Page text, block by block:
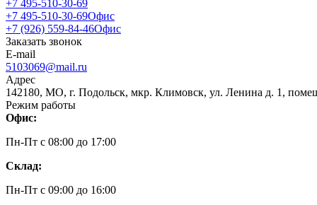
+7 495-510-30-69
+7 495-510-30-69Офис
+7 (926) 559-84-46Офис
Заказать звонок
E-mail
5103069@mail.ru
Адрес
142180, МО, г. Подольск, мкр. Климовск, ул. Ленина д. 1,
Режим работы
Офис:
Пн-Пт c 08:00 до 17:00
Склад:
Пн-Пт c 09:00 до 16:00